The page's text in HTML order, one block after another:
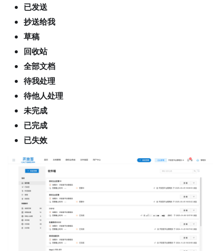
已发送
抄送给我
草稿
回收站
全部文档
待我处理
待他人处理
未完成
已完成
已失效